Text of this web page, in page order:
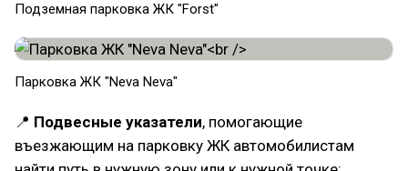
Подземная парковка ЖК "Forst"
Парковка ЖК "Neva Neva"
📍 Подвесные указатели, помогающие
въезжающим на парковку ЖК автомобилистам